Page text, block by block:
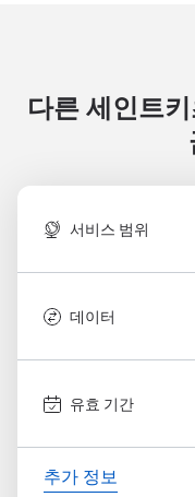
다른 세인트
서비스 범위
데이터
유효 기간
추가 정보